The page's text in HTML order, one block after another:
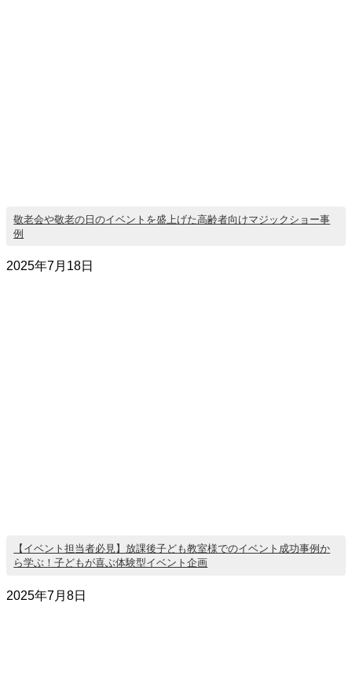
敬老会や敬老の日のイベントを盛上げた高齢者向けマジックショー事
例
2025年7月18日
【イベント担当者必見】放課後子ども教室様でのイベント成功事例か
ら学ぶ！子どもが喜ぶ体験型イベント企画
2025年7月8日